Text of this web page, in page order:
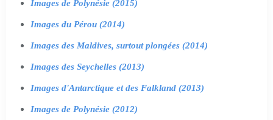
Images de Polynésie (2015)
Images du Pérou (2014)
Images des Maldives, surtout plongées (2014)
Images des Seychelles (2013)
Images d'Antarctique et des Falkland (2013)
Images de Polynésie (2012)